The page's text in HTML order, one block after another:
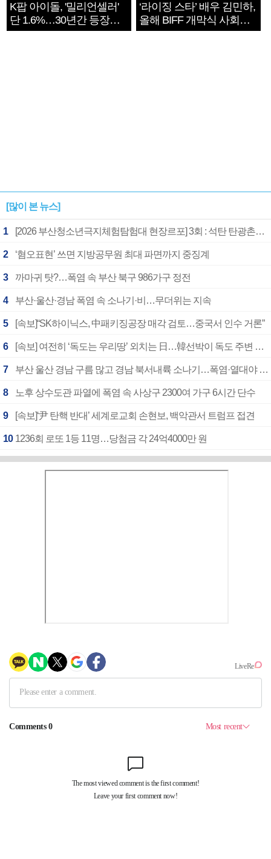
K팝 아이돌, '밀리언셀러'
단 1.6%…30년간 등장
1182개팀 전수조사
‘라이징 스타’ 배우 김민하,
올해 BIFF 개막식 사회자
확정
[많이 본 뉴스]
1 [2026 부산청소년극지체험탐험대 현장르포] 3회 : 석탄 탄광촌에서 북극 연구의 중심지로
2 ‘혐오표현’ 쓰면 지방공무원 최대 파면까지 중징계
3 까마귀 탓?…폭염 속 부산 북구 986가구 정전
4 부산·울산·경남 폭염 속 소나기·비…무더위는 지속
5 [속보]“SK하이닉스, 中패키징공장 매각 검토…중국서 인수 거론”
6 [속보] 여전히 ‘독도는 우리땅’ 외치는 日…韓선박이 독도 주변 해양조사 활동하자 반발
7 부산 울산 경남 구름 많고 경남 북서내륙 소나기…폭염·열대야 계속
8 노후 상수도관 파열에 폭염 속 사상구 2300여 가구 6시간 단수
9 [속보]‘尹 탄핵 반대’ 세계로교회 손현보, 백악관서 트럼프 접견
10 1236회 로또 1등 11명…당첨금 각 24억4000만 원